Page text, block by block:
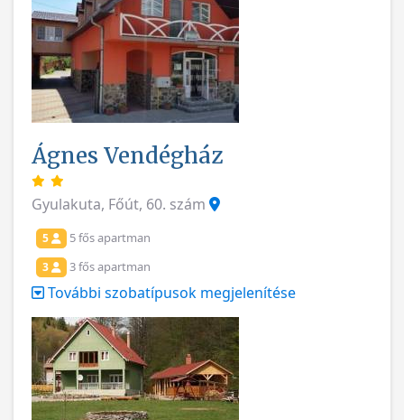
Ágnes Vendégház
Gyulakuta, Főút, 60. szám
5 5 fős apartman
3 3 fős apartman
További szobatípusok megjelenítése